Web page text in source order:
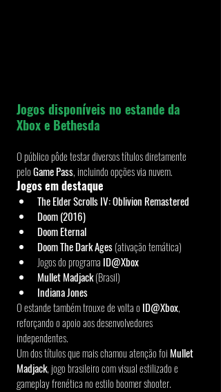
Jogos disponíveis no estande da
Xbox e Bethesda
O público pôde testar diversos títulos diretamente
pelo Game Pass, incluindo opções via nuvem.
Jogos em destaque
The Elder Scrolls IV: Oblivion Remastered
Doom (2016)
Doom Eternal
Doom The Dark Ages (ativação temática)
Jogos do programa ID@Xbox
Mullet Madjack (Brasil)
Indiana Jones
O estande também trouxe de volta o ID@Xbox,
reforçando o apoio aos desenvolvedores
independentes.
Um dos títulos que mais chamou atenção foi Mullet
Madjack, jogo brasileiro com visual estilizado e
gameplay frenética no estilo boomer shooter.